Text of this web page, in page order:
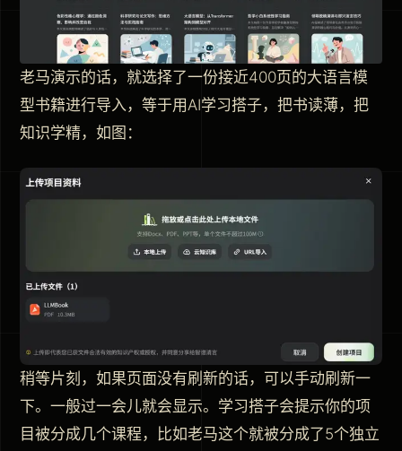
老马演示的话，就选择了一份接近400页的大语言模
型书籍进行导入，等于用AI学习搭子，把书读薄，把
知识学精，如图：
稍等片刻，如果页面没有刷新的话，可以手动刷新一
下。一般过一会儿就会显示。学习搭子会提示你的项
目被分成几个课程，比如老马这个就被分成了5个独立